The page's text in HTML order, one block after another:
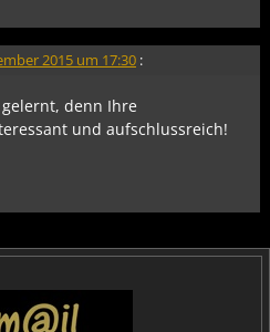
2015 um 17:30 :
denn Ihre
und aufschlussreich!